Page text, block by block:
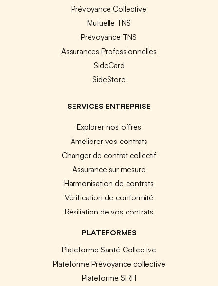
Prévoyance Collective
Mutuelle TNS
Prévoyance TNS
Assurances Professionnelles
SideCard
SideStore
SERVICES ENTREPRISE
Explorer nos offres
Améliorer vos contrats
Changer de contrat collectif
Assurance sur mesure
Harmonisation de contrats
Vérification de conformité
Résiliation de vos contrats
PLATEFORMES
Plateforme Santé Collective
Plateforme Prévoyance collective
Plateforme SIRH